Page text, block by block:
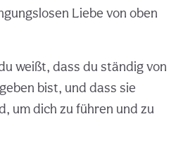
Liebe von oben
weißt, dass du ständig von
bist, und dass sie
um dich zu führen und zu